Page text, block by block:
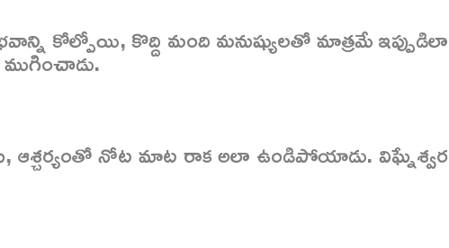
కోల్పోయి, కొద్ది మంది మనుష్యులతో మాత్రమే ఇప్పుడిలా
ఆశ్చర్యంతో నోట మాట రాక అలా ఉండిపోయాడు. విఘ్నేశ్వర